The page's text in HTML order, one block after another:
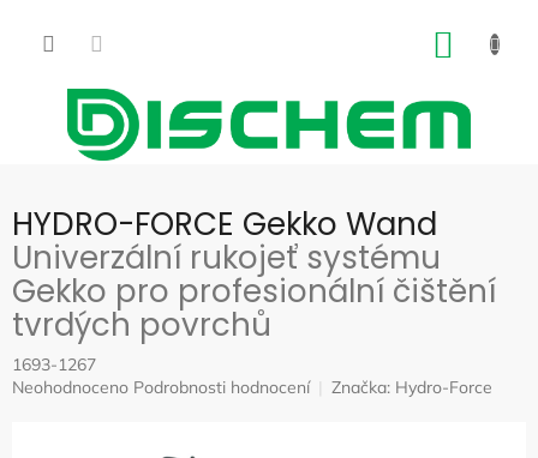
obsah
HYDRO-FORCE Gekko Wand
Univerzální rukojeť systému
Gekko pro profesionální čištění
tvrdých povrchů
1693-1267
Průměrné
Neohodnoceno Podrobnosti hodnocení Značka: Hydro-Force